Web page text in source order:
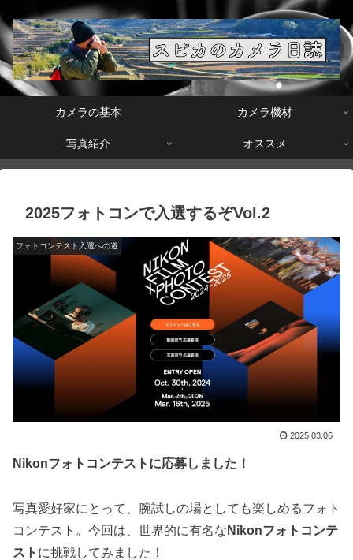
カメラの基本 カメラ機材
写真紹介 オススメ
2025フォトコンで入選するぞVol.2
フォトコンテスト入選への道
2025.03.06
Nikonフォトコンテストに応募しました！
写真愛好家にとって、腕試しの場としても楽しめるフォト
コンテスト。今回は、世界的に有名な Nikonフォトコンテ
スト に挑戦してみました！